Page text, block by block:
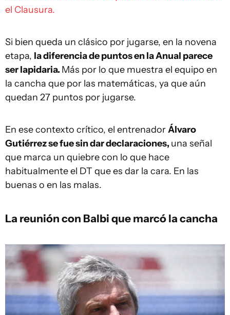
el Clausura.
Si bien queda un clásico por jugarse, en la novena
etapa, la diferencia de puntos en la Anual parece
ser lapidaria. Más por lo que muestra el equipo en
la cancha que por las matemáticas, ya que aún
quedan 27 puntos por jugarse.
En ese contexto crítico, el entrenadorÁlvaro
Gutiérrez se fue sin dar declaraciones, una señal
que marca un quiebre con lo que hace
habitualmente el DT que es dar la cara. En las
buenas o en las malas.
La reunión con Balbi que marcó la cancha